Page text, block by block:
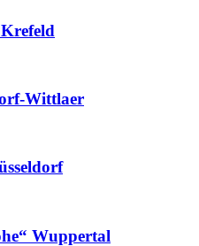
Wittlaer
Wuppertal